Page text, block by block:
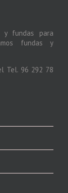
y fundas para
fundas y
Tel. 96 292 78